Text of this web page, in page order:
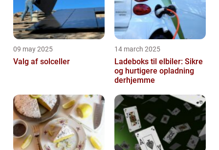
09 may 2025
Valg af solceller
14 march 2025
Ladeboks til elbiler: Sikre
og hurtigere opladning
derhjemme